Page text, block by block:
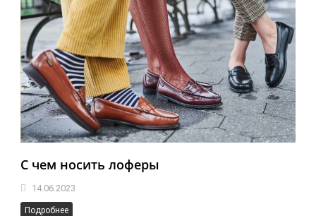
С чем носить лоферы
14.06.2023
Подробнее